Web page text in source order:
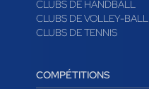
CLUBS DE HANDBALL
CLUBS DE VOLLEY-BALL
CLUBS DE TENNIS
COMPÉTITIONS